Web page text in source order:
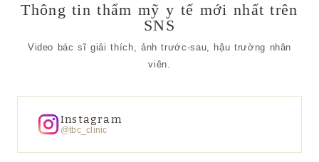
Thông tin thẩm mỹ y tế mới nhất trên
SNS
Video bác sĩ giải thích, ảnh trước-sau, hậu trường nhân
viên.
Instagram
@tbc_clinic